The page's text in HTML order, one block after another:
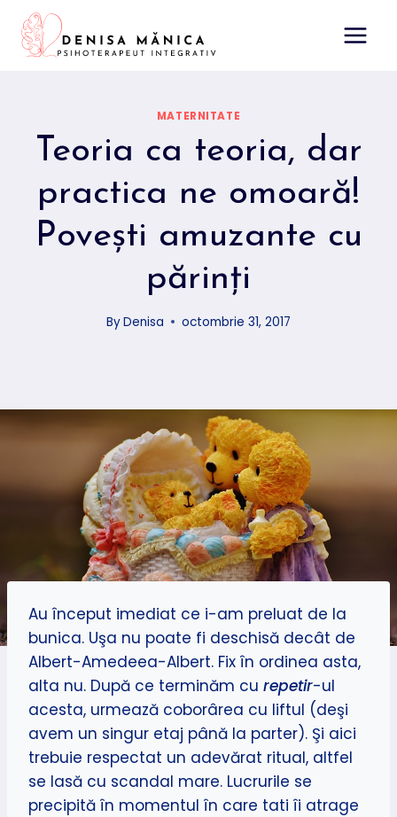
content
MATERNITATE
Teoria ca teoria, dar
practica ne omoară!
Poveşti amuzante cu
părinţi
ByDenisa octombrie 31, 2017
Au început imediat ce i-am preluat de la
bunica. Uşa nu poate fi deschisă decât de
Albert-Amedeea-Albert. Fix în ordinea asta,
alta nu. După ce terminăm cu repetir-ul
acesta, urmează coborârea cu liftul (deşi
avem un singur etaj până la parter). Şi aici
trebuie respectat un adevărat ritual, altfel
se lasă cu scandal mare. Lucrurile se
precipită în momentul în care tati îi atrage